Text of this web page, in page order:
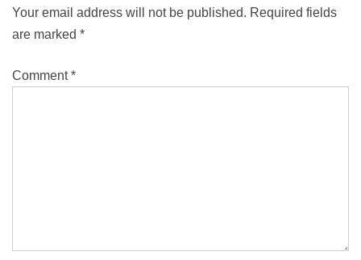
Your email address will not be published. Required fields
are marked *
Comment*